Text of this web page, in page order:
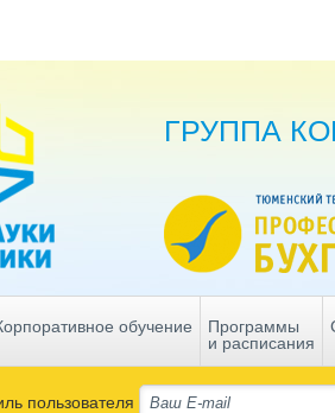
ГРУППА
обучение
Программы
и расписания
пользователя